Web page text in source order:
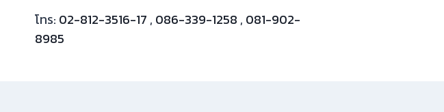
โทร: 02-812-3516-17 , 086-339-1258 , 081-902-
8985